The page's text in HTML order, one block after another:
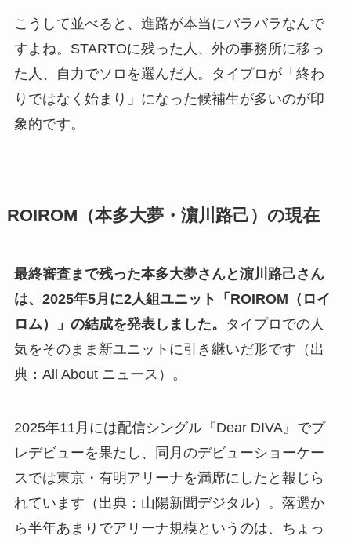
こうして並べると、進路が本当にバラバラなんで
すよね。STARTOに残った人、外の事務所に移っ
た人、自力でソロを選んだ人。タイプロが「終わ
りではなく始まり」になった候補生が多いのが印
象的です。
ROIROM（本多大夢・濵川路己）の現在
最終審査まで残った本多大夢さんと濵川路己さん
は、2025年5月に2人組ユニット「ROIROM（ロイ
ロム）」の結成を発表しました。
タイプロでの人
気をそのまま新ユニットに引き継いだ形です（出
典：All About ニュース）。
2025年11月には配信シングル『Dear DIVA』でプ
レデビューを果たし、同月のデビューショーケー
スでは東京・有明アリーナを満席にしたと報じら
れています（出典：山陽新聞デジタル）。落選か
ら半年あまりでアリーナ規模というのは、ちょっ